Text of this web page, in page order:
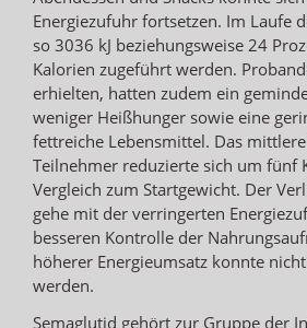
Energiezufuhr fortsetzen. Im Laufe
so 3036 kJ beziehungsweise 24
Kalorien zugeführt werden.
erhielten, hatten zudem ein
weniger Heißhunger sowie eine
fettreiche Lebensmittel. Das
Teilnehmer reduzierte sich um fünf
Vergleich zum Startgewicht. Der
gehe mit der verringerten
besseren Kontrolle der
höherer Energieumsatz konnte
werden.
Semaglutid gehört zur Gruppe der